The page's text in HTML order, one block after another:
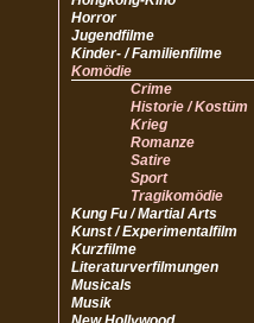
Horror
Jugendfilme
Kinder- / Familienfilme
Komödie
Crime
Historie / Kostüm
Krieg
Romanze
Satire
Sport
Tragikomödie
Kung Fu / Martial Arts
Kunst / Experimentalfilm
Kurzfilme
Literaturverfilmungen
Musicals
Musik